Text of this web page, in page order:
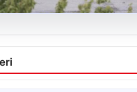
Belediyesi’nde
Soruşturma: Başkan